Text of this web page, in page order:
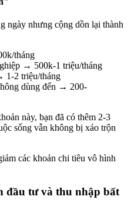
ngày nhưng cộng dồn lại thành
tháng
→ 500k-1 triệu/tháng
1-2 triệu/tháng
dùng đến → 200-
này, bạn đã có thêm 2-3
sống vẫn không bị xáo trộn
các khoản chi tiêu vô hình
đầu tư và thu nhập bất